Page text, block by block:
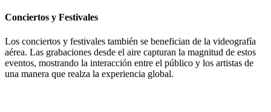
Conciertos y Festivales
Los conciertos y festivales también se benefician de la videografía
aérea. Las grabaciones desde el aire capturan la magnitud de estos
eventos, mostrando la interacción entre el público y los artistas de
una manera que realza la experiencia global.